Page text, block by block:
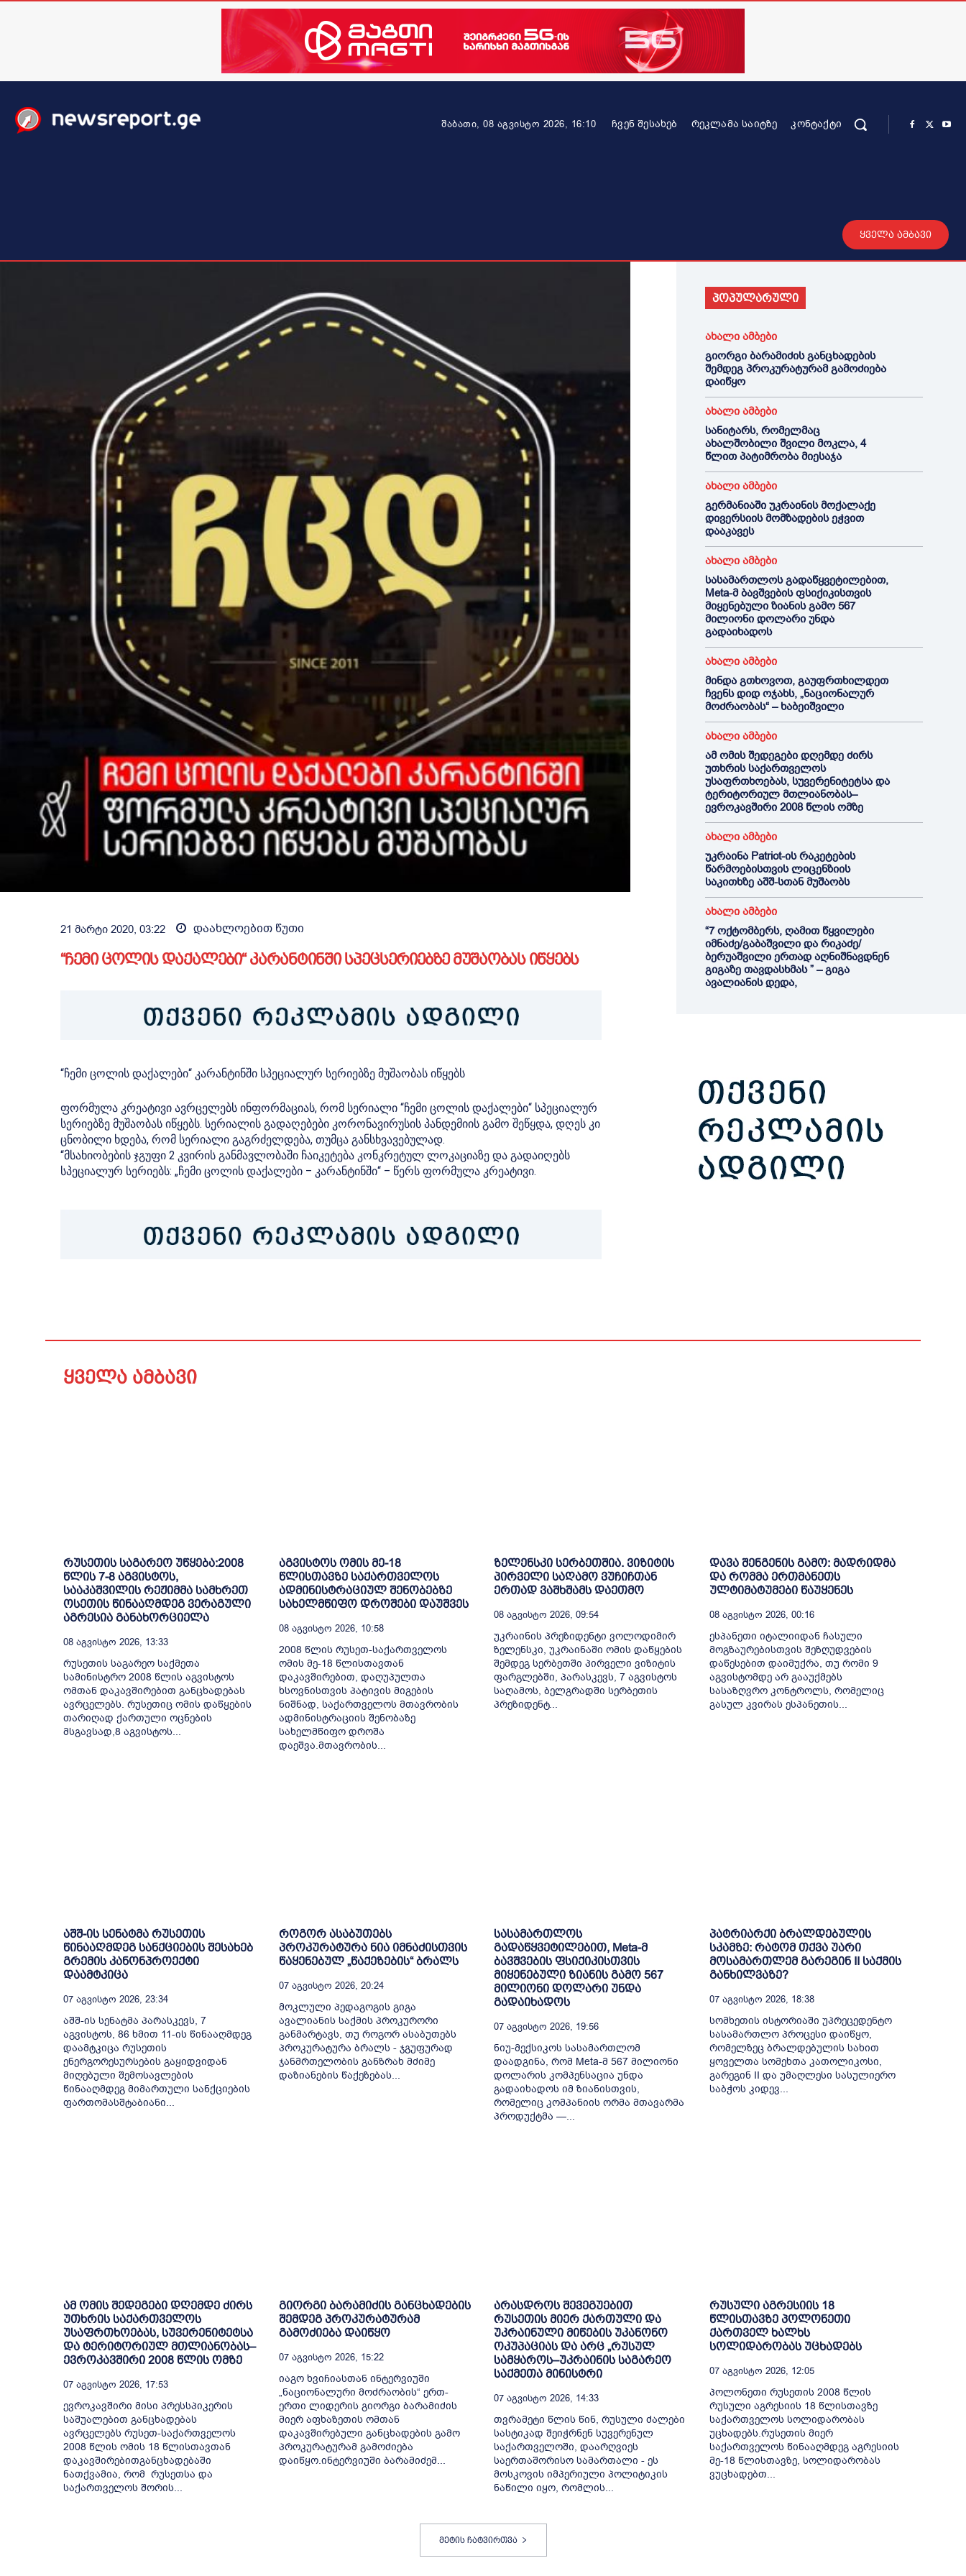
შაბათი, 08 აგვისტო 2026, 16:10 ᲩᲕᲔᲜ ᲨᲔᲡᲐᲮᲔᲑ ᲠᲔᲙᲚᲐᲛᲐ ᲡᲐᲘᲢᲖᲔ ᲙᲝᲜᲢᲐᲥᲢᲘ
ყველა ამბავი
21 მარტი 2020, 03:22 დაახლოებით წუთი
“ჩემი ცოლის დაქალები“ კარანტინში სპეცსერიებზე მუშაობას იწყებს
“ჩემი ცოლის დაქალები“ კარანტინში სპეციალურ სერიებზე მუშაობას იწყებს
ფორმულა კრეატივი ავრცელებს ინფორმაციას, რომ სერიალი “ჩემი ცოლის დაქალები“ სპეციალურ
სერიებზე მუშაობას იწყებს. სერიალის გადაღებები კორონავირუსის პანდემიის გამო შეწყდა, დღეს კი
ცნობილი ხდება, რომ სერიალი გაგრძელდება, თუმცა განსხვავებულად.
“მსახიობების ჯგუფი 2 კვირის განმავლობაში ჩაიკეტება კონკრეტულ ლოკაციაზე და გადაიღებს
სპეციალურ სერიებს: „ჩემი ცოლის დაქალები – კარანტინში“ – წერს ფორმულა კრეატივი.
პოპულარული
ახალი ამბები
გიორგი ბარამიძის განცხადების
შემდეგ პროკურატურამ გამოძიება
დაიწყო
ახალი ამბები
სანიტარს, რომელმაც
ახალშობილი შვილი მოკლა, 4
წლით პატიმრობა მიესაჯა
ახალი ამბები
გერმანიაში უკრაინის მოქალაქე
დივერსიის მომზადების ეჭვით
დააკავეს
ახალი ამბები
სასამართლოს გადაწყვეტილებით,
Meta-მ ბავშვების ფსიქიკისთვის
მიყენებული ზიანის გამო 567
მილიონი დოლარი უნდა
გადაიხადოს
ახალი ამბები
მინდა გთხოვოთ, გაუფრთხილდეთ
ჩვენს დიდ ოჯახს, „ნაციონალურ
მოძრაობას“ – ხაბეიშვილი
ახალი ამბები
ამ ომის შედეგები დღემდე ძირს
უთხრის საქართველოს
უსაფრთხოებას, სუვერენიტეტსა და
ტერიტორიულ მთლიანობას–
ევროკავშირი 2008 წლის ომზე
ახალი ამბები
უკრაინა Patriot-ის რაკეტების
წარმოებისთვის ლიცენზიის
საკითხზე აშშ-სთან მუშაობს
ახალი ამბები
“7 ოქტომბერს, ღამით წყვილები
იმნაძე/გაბაშვილი და რიკაძე/
ბერუაშვილი ერთად აღნიშნავდნენ
გიგაზე თავდასხმას ” – გიგა
ავალიანის დედა,
ყველა ამბავი
რუსეთის საგარეო უწყება:2008
წლის 7-8 აგვისტოს,
სააკაშვილის რეჟიმმა სამხრეთ
ოსეთის წინააღმდეგ ვერაგული
აგრესია განახორციელა
08 Აგვისტო 2026, 13:33
რუსეთის საგარეო საქმეთა
სამინისტრო 2008 წლის აგვისტოს
ომთან დაკავშირებით განცხადებას
ავრცელებს. რუსეთიც ომის დაწყების
თარიღად ქართული ოცნების
მსგავსად,8 აგვისტოს...
აგვისტოს ომის მე-18
წლისთავზე საქართველოს
ადმინისტრაციულ შენობებზე
სახელმწიფო დროშები დაუშვეს
08 Აგვისტო 2026, 10:58
2008 წლის რუსეთ-საქართველოს
ომის მე-18 წლისთავთან
დაკავშირებით, დაღუპულთა
ხსოვნისთვის პატივის მიგების
ნიშნად, საქართველოს მთავრობის
ადმინისტრაციის შენობაზე
სახელმწიფო დროშა
დაეშვა.მთავრობის...
ზელენსკი სერბეთშია. ვიზიტის
პირველი საღამო ვუჩიჩთან
ერთად ვაშხშამს დაეთმო
08 Აგვისტო 2026, 09:54
უკრაინის პრეზიდენტი ვოლოდიმირ
ზელენსკი, უკრაინაში ომის დაწყების
შემდეგ სერბეთში პირველი ვიზიტის
ფარგლებში, პარასკევს, 7 აგვისტოს
საღამოს, ბელგრადში სერბეთის
პრეზიდენტ...
დავა შენგენის გამო: მადრიდმა
და რომმა ერთმანეთს
ულტიმატუმები წაუყენეს
08 Აგვისტო 2026, 00:16
ესპანეთი იტალიიდან ჩასული
მოგზაურებისთვის შეზღუდვების
დაწესებით დაიმუქრა, თუ რომი 9
აგვისტომდე არ გააუქმებს
სასაზღვრო კონტროლს, რომელიც
გასულ კვირას ესპანეთის...
აშშ-ის სენატმა რუსეთის
წინააღმდეგ სანქციების შესახებ
გრემის კანონპროექტი
დაამტკიცა
07 Აგვისტო 2026, 23:34
აშშ-ის სენატმა პარასკევს, 7
აგვისტოს, 86 ხმით 11-ის წინააღმდეგ
დაამტკიცა რუსეთის
ენერგორესურსების გაყიდვიდან
მიღებული შემოსავლების
წინააღმდეგ მიმართული სანქციების
ფართომასშტაბიანი...
როგორ ასაბუთებს
პროკურატურა ნია იმნაძისთვის
წაყენებულ „წაქეზების“ ბრალს
07 Აგვისტო 2026, 20:24
მოკლული პედაგოგის გიგა
ავალიანის საქმის პროკურორი
განმარტავს, თუ როგორ ასაბუთებს
პროკურატურა ბრალს - ჯგუფურად
ჯანმრთელობის განზრახ მძიმე
დაზიანების წაქეზებას...
სასამართლოს
გადაწყვეტილებით, Meta-მ
ბავშვების ფსიქიკისთვის
მიყენებული ზიანის გამო 567
მილიონი დოლარი უნდა
გადაიხადოს
07 Აგვისტო 2026, 19:56
ნიუ-მექსიკოს სასამართლომ
დაადგინა, რომ Meta-მ 567 მილიონი
დოლარის კომპენსაცია უნდა
გადაიხადოს იმ ზიანისთვის,
რომელიც კომპანიის ორმა მთავარმა
პროდუქტმა —...
პატრიარქი ბრალდებულის
სკამზე: რატომ თქვა უარი
მოსამართლემ გარეგინ II საქმის
განხილვაზე?
07 Აგვისტო 2026, 18:38
სომხეთის ისტორიაში უპრეცედენტო
სასამართლო პროცესი დაიწყო,
რომელზეც ბრალდებულის სახით
ყოველთა სომეხთა კათოლიკოსი,
გარეგინ II და უმაღლესი სასულიერო
საბჭოს კიდევ...
ამ ომის შედეგები დღემდე ძირს
უთხრის საქართველოს
უსაფრთხოებას, სუვერენიტეტსა
და ტერიტორიულ მთლიანობას–
ევროკავშირი 2008 წლის ომზე
07 Აგვისტო 2026, 17:53
ევროკავშირი მისი პრესსპიკერის
საშუალებით განცხადებას
ავრცელებს რუსეთ-საქართველოს
2008 წლის ომის 18 წლისთავთან
დაკავშირებითგანცხადებაში
ნათქვამია, რომ რუსეთსა და
საქართველოს შორის...
გიორგი ბარამიძის განცხადების
შემდეგ პროკურატურამ
გამოძიება დაიწყო
07 Აგვისტო 2026, 15:22
იაგო ხვიჩიასთან ინტერვიუში
„ნაციონალური მოძრაობის“ ერთ-
ერთი ლიდერის გიორგი ბარამიძის
მიერ აფხაზეთის ომთან
დაკავშირებული განცხადების გამო
პროკურატურამ გამოძიება
დაიწყო.ინტერვიუში ბარამიძემ...
არასდროს შევეგუებით
რუსეთის მიერ ქართული და
უკრაინული მიწების უკანონო
ოკუპაციას და არც „რუსულ
სამყაროს–უკრაინის საგარეო
საქმეთა მინისტრი
07 Აგვისტო 2026, 14:33
თვრამეტი წლის წინ, რუსული ძალები
სასტიკად შეიჭრნენ სუვერენულ
საქართველოში, დაარღვიეს
საერთაშორისო სამართალი - ეს
მოსკოვის იმპერიული პოლიტიკის
ნაწილი იყო, რომლის...
რუსული აგრესიის 18
წლისთავზე პოლონეთი
ქართველ ხალხს
სოლიდარობას უცხადებს
07 Აგვისტო 2026, 12:05
პოლონეთი რუსეთის 2008 წლის
რუსული აგრესიის 18 წლისთავზე
საქართველოს სოლიდარობას
უცხადებს.რუსეთის მიერ
საქართველოს წინააღმდეგ აგრესიის
მე-18 წლისთავზე, სოლიდარობას
ვუცხადებთ...
მეტის ჩატვირთვა